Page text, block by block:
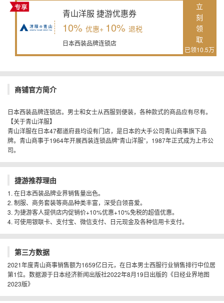
青山洋服 捷游优惠券
10% 优惠+ 10% 退税
日本西装品牌连锁店
立
刻
领
取
已领10.5万
商铺官方简介
日本西装品牌连锁店。男士和女士从西服到便装，各种款式的商品应有尽有。
【关于青山洋服】
青山洋服在日本47都道府县均设有门店，是日本的大手公司青山商事旗下品
牌。青山商事于1964年开展西装连锁品牌“青山洋服”，1987年正式成为上市公
司。
捷游推荐理由
1. 在日本西装品牌业界销售量出色。
2. 制服、商务套装等商品种类丰富，深受白领喜爱。
3. 为捷游客人提供店内促销价+10%优惠+10%免税的超值优惠。
4. 可使用银联卡、支付宝、微信支付、日元现金及各种信用卡支付。
第三方数据
2021年度青山商事销售额为1659亿日元，在日本男士西服行业销售排行中位居
第1位。数据源于日本经济新闻出版社2022年8月19日出版的《日经业界地图
2023版》